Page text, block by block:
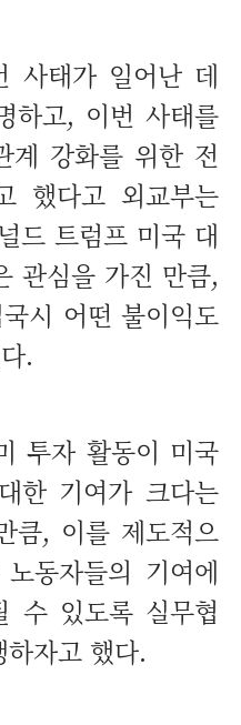
사태가 일어난 데
하고, 이번 사태를
계 강화를 위한 전
했다고 외교부는
드 트럼프 미국 대
관심을 가진 만큼,
시 어떤 불이익도
.
투자 활동이 미국
한 기여가 크다는
큼, 이를 제도적으
동자들의 기여에
수 있도록 실무협
자고 했다.